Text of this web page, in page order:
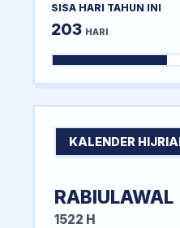
SISA HARI TAHUN INI
203 HARI
KALENDER
RABIULAWAL
1522 H